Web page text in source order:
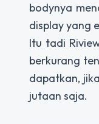
bodynya
display yang
Itu tadi
berkurang
dapatkan,
jutaan saja.